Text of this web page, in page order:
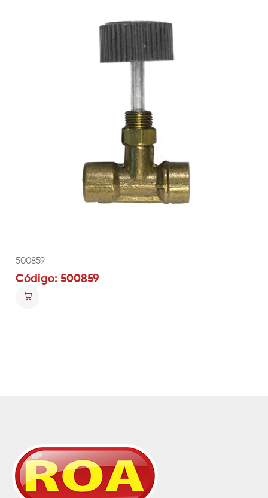
500859
Código: 500859